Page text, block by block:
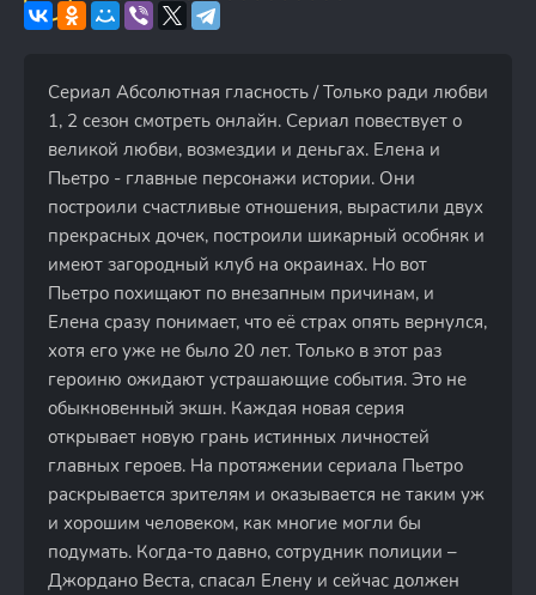
Сериал Абсолютная гласность / Только ради любви
1, 2 сезон смотреть онлайн. Сериал повествует о
великой любви, возмездии и деньгах. Елена и
Пьетро - главные персонажи истории. Они
построили счастливые отношения, вырастили двух
прекрасных дочек, построили шикарный особняк и
имеют загородный клуб на окраинах. Но вот
Пьетро похищают по внезапным причинам, и
Елена сразу понимает, что её страх опять вернулся,
хотя его уже не было 20 лет. Только в этот раз
героиню ожидают устрашающие события. Это не
обыкновенный экшн. Каждая новая серия
открывает новую грань истинных личностей
главных героев. На протяжении сериала Пьетро
раскрывается зрителям и оказывается не таким уж
и хорошим человеком, как многие могли бы
подумать. Когда-то давно, сотрудник полиции –
Джордано Веста, спасал Елену и сейчас должен